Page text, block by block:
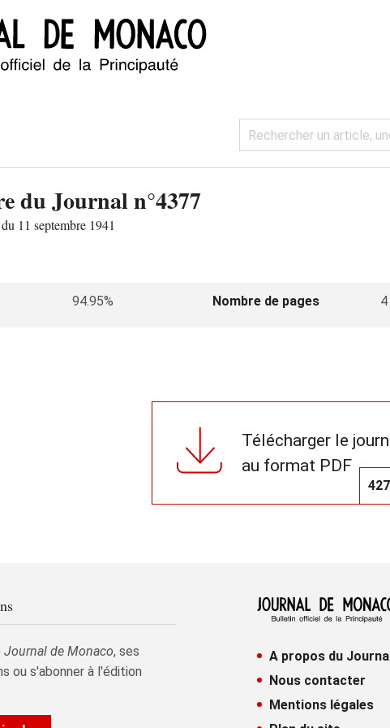
du Journal n°4377
du 11 septembre 1941
94.95% Nombre de pages 4
Télécharger le
au format PDF
Journal de Monaco, ses
ou s'abonner à l'édition
A propos du
Nous contacter
Mentions légales